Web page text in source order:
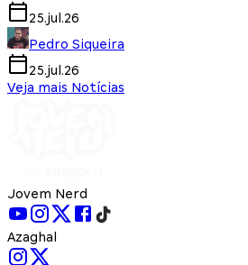
25.jul.26
Pedro Siqueira
25.jul.26
Veja mais Notícias
Jovem Nerd
Azaghal